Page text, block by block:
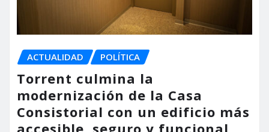
ACTUALIDAD POLÍTICA
Torrent culmina la
modernización de la Casa
Consistorial con un edificio más